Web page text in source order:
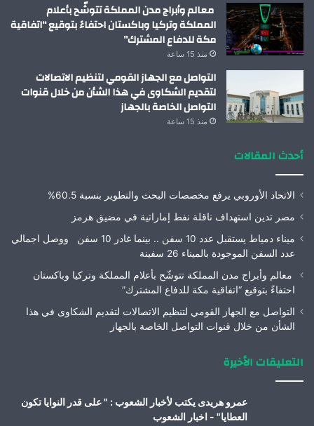
معالم وأبراج مدن المملكة تتوشّح بأعلام
المملكة وتركيا وباكستان احتفاءً بتوقيع “اتفاقية
مكة للدفاع المشترك”
منذ 15 ساعة
التواصل مع الجهاز القومي لتنظيم الاتصالات
لتقديم الشكاوى في هذا الشأن من خلال قنوات
التواصل الخاصة بالجهاز
منذ 15 ساعة
أحدث المقالات
الاتحاد الأوروبي يرفع مخصصات البحث والتطوير بنسبة 60.5%
مصر تدين استهداف ناقلة نفط إماراتية في مضيق هرمز
ميناء دمياط يستقبل عدد 10 سفن .. بينما غادر 10 سفن ووصل اجمالي
عدد السفن الموجودة بالميناء 26 سفينة
معالم وأبراج مدن المملكة تتوشّح بأعلام المملكة وتركيا وباكستان
احتفاءً بتوقيع “اتفاقية مكة للدفاع المشترك”
التواصل مع الجهاز القومي لتنظيم الاتصالات لتقديم الشكاوى في هذا
الشأن من خلال قنوات التواصل الخاصة بالجهاز
التعليقات الأخيرة
عمرو هريدى يكتب لأخبار الشعوب : " على قدر النوايا تكون
العطايا" - اخبار الشعوب